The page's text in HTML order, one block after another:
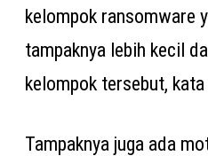
kelompok ransomware
tampaknya lebih kecil
kelompok tersebut,
Tampaknya juga ada